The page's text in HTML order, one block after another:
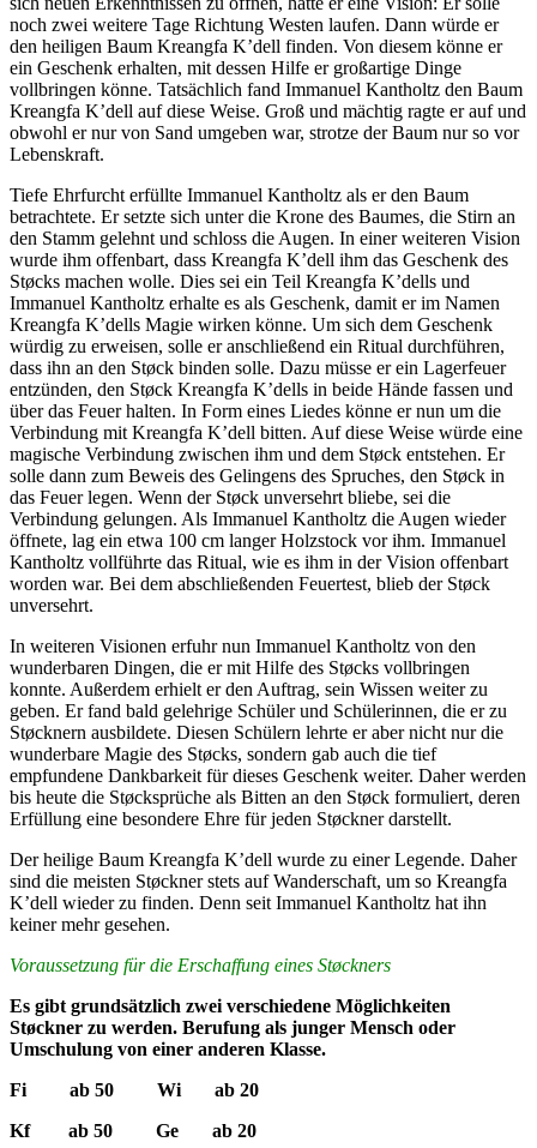
noch zwei weitere Tage Richtung Westen laufen. Dann würde er
den heiligen Baum Kreangfa K’dell finden. Von diesem könne er
ein Geschenk erhalten, mit dessen Hilfe er großartige Dinge
vollbringen könne. Tatsächlich fand Immanuel Kantholtz den Baum
Kreangfa K’dell auf diese Weise. Groß und mächtig ragte er auf und
obwohl er nur von Sand umgeben war, strotze der Baum nur so vor
Lebenskraft.
Tiefe Ehrfurcht erfüllte Immanuel Kantholtz als er den Baum
betrachtete. Er setzte sich unter die Krone des Baumes, die Stirn an
den Stamm gelehnt und schloss die Augen. In einer weiteren Vision
wurde ihm offenbart, dass Kreangfa K’dell ihm das Geschenk des
Støcks machen wolle. Dies sei ein Teil Kreangfa K’dells und
Immanuel Kantholtz erhalte es als Geschenk, damit er im Namen
Kreangfa K’dells Magie wirken könne. Um sich dem Geschenk
würdig zu erweisen, solle er anschließend ein Ritual durchführen,
dass ihn an den Støck binden solle. Dazu müsse er ein Lagerfeuer
entzünden, den Støck Kreangfa K’dells in beide Hände fassen und
über das Feuer halten. In Form eines Liedes könne er nun um die
Verbindung mit Kreangfa K’dell bitten. Auf diese Weise würde eine
magische Verbindung zwischen ihm und dem Støck entstehen. Er
solle dann zum Beweis des Gelingens des Spruches, den Støck in
das Feuer legen. Wenn der Støck unversehrt bliebe, sei die
Verbindung gelungen. Als Immanuel Kantholtz die Augen wieder
öffnete, lag ein etwa 100 cm langer Holzstock vor ihm. Immanuel
Kantholtz vollführte das Ritual, wie es ihm in der Vision offenbart
worden war. Bei dem abschließenden Feuertest, blieb der Støck
unversehrt.
In weiteren Visionen erfuhr nun Immanuel Kantholtz von den
wunderbaren Dingen, die er mit Hilfe des Støcks vollbringen
konnte. Außerdem erhielt er den Auftrag, sein Wissen weiter zu
geben. Er fand bald gelehrige Schüler und Schülerinnen, die er zu
Støcknern ausbildete. Diesen Schülern lehrte er aber nicht nur die
wunderbare Magie des Støcks, sondern gab auch die tief
empfundene Dankbarkeit für dieses Geschenk weiter. Daher werden
bis heute die Støcksprüche als Bitten an den Støck formuliert, deren
Erfüllung eine besondere Ehre für jeden Støckner darstellt.
Der heilige Baum Kreangfa K’dell wurde zu einer Legende. Daher
sind die meisten Støckner stets auf Wanderschaft, um so Kreangfa
K’dell wieder zu finden. Denn seit Immanuel Kantholtz hat ihn
keiner mehr gesehen.
Voraussetzung für die Erschaffung eines Støckners
Es gibt grundsätzlich zwei verschiedene Möglichkeiten
Støckner zu werden. Berufung als junger Mensch oder
Umschulung von einer anderen Klasse.
Fi ab 50 Wi ab 20
Kf ab 50 Ge ab 20